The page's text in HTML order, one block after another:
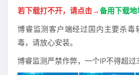
若下载打不开，请点击→备用下载地
博睿监测客户端经过国内主要杀毒
毒，请放心安装。
博睿监测严禁作弊，一个IP不得超过